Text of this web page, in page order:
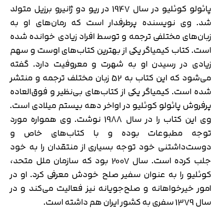
پائولو کوئلیو در سال 1947 در ریو دو ژانیرو برزیل متولد
شد. وی نویسنده پرطرفدار است که رمان‌های او به
زبان‌های مختلفی ترجمه و توسط افراد زیادی خوانده شده
است. کتاب کیمیاگر یکی از بهترین کتاب‌های اوست و سهم
زیادی در رسیدن او به شهرت و معروفیت دارد. گفته
می‌شود که این کتاب به 52 زبان مختلف ترجمه و منتشر
شده است. کیمیاگر یکی از کتاب‌های بی‌نظیر و فوق‌العاده
پرفروش پائولو کوئلیو در اواخر دهه بیستم میلادی است.
وی این کتاب را در سال 1988 نوشت. وی همواره مورد
توجه مطبوعات بوده و با کتاب‌های خاص و
دوست‌داشتنی خود توجه بسیاری از منتقدان را به خود
جلب کرده است. سال 2007 بود که سازمان ملل متحد،
کوئلیو را به عنوان سفیر صلح خودش معرفی کرد. او در
امور خیرخواهانه و صلح‌جویانه نیز فعالیت می‌کند و در
سال 1379 سفری به کشور ایران هم داشته است.